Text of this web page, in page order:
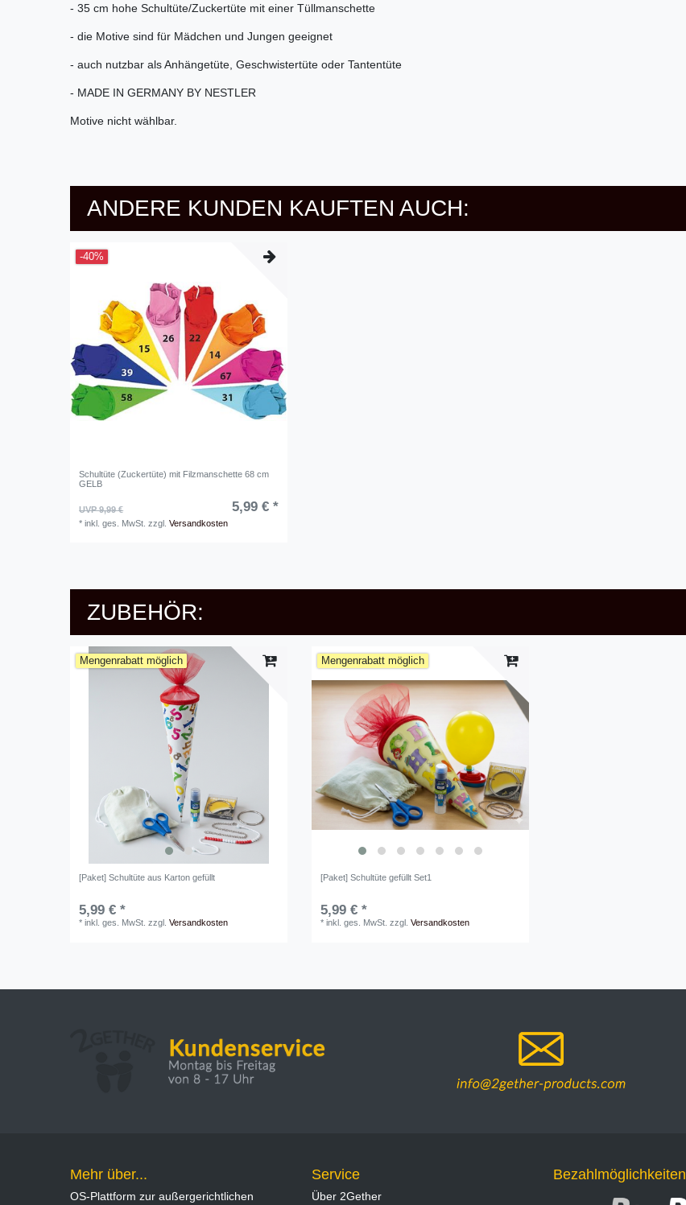
- 35 cm hohe Schultüte/Zuckertüte mit einer Tüllmanschette
- die Motive sind für Mädchen und Jungen geeignet
- auch nutzbar als Anhängetüte, Geschwistertüte oder Tantentüte
- MADE IN GERMANY BY NESTLER
Motive nicht wählbar.
ANDERE KUNDEN KAUFTEN AUCH:
-40%
Schultüte (Zuckertüte) mit Filzmanschette 68 cm
GELB
UVP 9,99 € 5,99 € *
*inkl. ges. MwSt. zzgl.Versandkosten
ZUBEHÖR:
Mengenrabatt möglich
[Paket] Schultüte aus Karton gefüllt
5,99 € *
*inkl. ges. MwSt. zzgl.Versandkosten
Mengenrabatt möglich
[Paket] Schultüte gefüllt Set1
5,99 € *
*inkl. ges. MwSt. zzgl.Versandkosten
Mehr über...
OS-Plattform zur außergerichtlichen
Service
Über 2Gether
Bezahlmöglichkeiten